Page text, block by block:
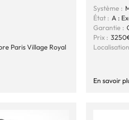
Paris Village Royal
Système :
État : A :
Garantie :
Prix :
En savoir